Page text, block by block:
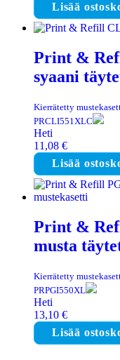
Lisää
Print &
syaani
Kierrätetty
PRCLI551XLC
Heti
11,08 €
Lisää
Print &
musta
Kierrätetty
PRPGI550XL
Heti
13,10 €
Lisää